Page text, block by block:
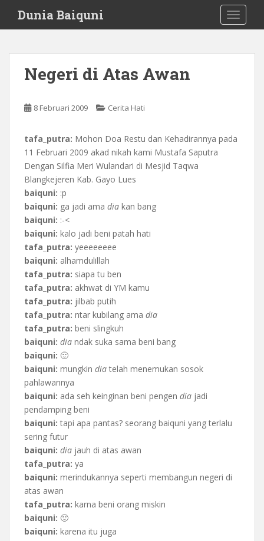
i
Dunia Baiquni
Negeri di Atas Awan
8 Februari 2009 Cerita Hati
tafa_putra: Mohon Doa Restu dan Kehadirannya pada
11 Februari 2009 akad nikah kami Mustafa Saputra
Dengan Silfia Meri Wulandari di Mesjid Taqwa
Blangkejeren Kab. Gayo Lues
baiquni: :p
baiquni: ga jadi ama dia kan bang
baiquni: :-<
baiquni: kalo jadi beni patah hati
tafa_putra: yeeeeeeee
baiquni: alhamdulillah
tafa_putra: siapa tu ben
tafa_putra: akhwat di YM kamu
tafa_putra: jilbab putih
tafa_putra: ntar kubilang ama dia
tafa_putra: beni slingkuh
baiquni: dia ndak suka sama beni bang
baiquni: 🙂
baiquni: mungkin dia telah menemukan sosok
pahlawannya
baiquni: ada seh keinginan beni pengen dia jadi
pendamping beni
baiquni: tapi apa pantas? seorang baiquni yang terlalu
sering futur
baiquni: dia jauh di atas awan
tafa_putra: ya
baiquni: merindukannya seperti membangun negeri di
atas awan
tafa_putra: karna beni orang miskin
baiquni: 🙂
baiquni: karena itu juga